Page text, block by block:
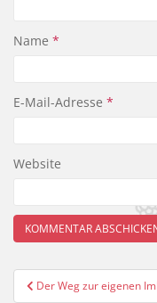
Name *
E-Mail-Adresse *
Website
Der Weg zur eigenen